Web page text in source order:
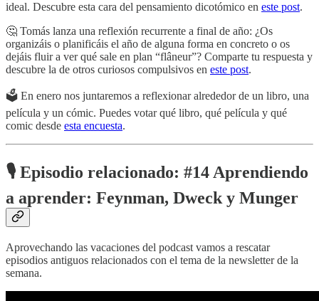
ideal. Descubre esta cara del pensamiento dicotómico en este post.
🤔 Tomás lanza una reflexión recurrente a final de año: ¿Os
organizáis o planificáis el año de alguna forma en concreto o os
dejáis fluir a ver qué sale en plan “flâneur”? Comparte tu respuesta y
descubre la de otros curiosos compulsivos en este post.
🗳️ En enero nos juntaremos a reflexionar alrededor de un libro, una
película y un cómic. Puedes votar qué libro, qué película y qué
comic desde esta encuesta.
🎙️ Episodio relacionado: #14 Aprendiendo
a aprender: Feynman, Dweck y Munger
Aprovechando las vacaciones del podcast vamos a rescatar
episodios antiguos relacionados con el tema de la newsletter de la
semana.